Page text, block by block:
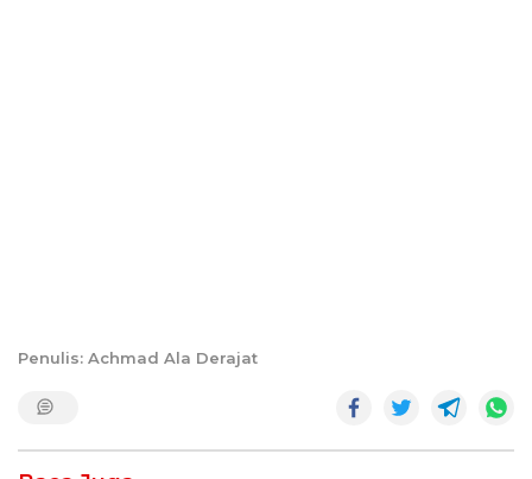
Penulis: Achmad Ala Derajat